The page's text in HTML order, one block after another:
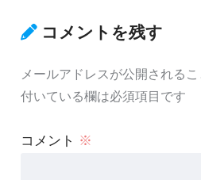
コメントを残す
メールアドレスが公開されるこ
付いている欄は必須項目です
コメント ※